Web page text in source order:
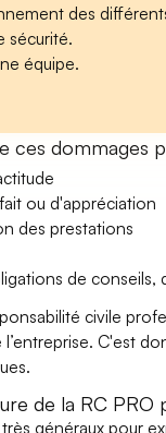
des
sécurité.
équipe.
ces dommages
ou d'appréciation
des prestations
de
civile
C'est
de la RC
généraux pour